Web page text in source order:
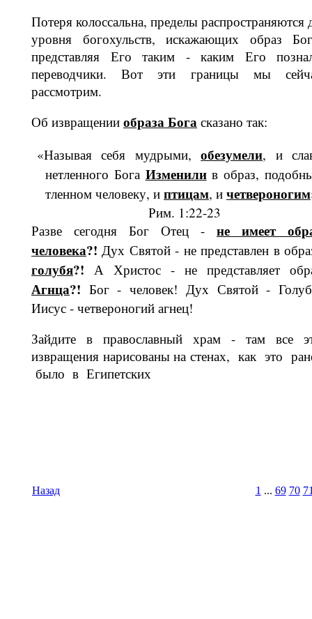
Потеря колоссальна, пределы распр­остраняются
уровня богохульств, ис­кажающих образ
представляя Его таким - каким Его
переводчики. Вот эти границы мы
рассмотрим.
Об извращении образа Бога сказано так:
«Называя себя мудрыми,обезумели, и
нетленного Бога Изменилив образ,
тленном человеку, и птицам, и четвероногим
Рим. 1:22-23
Разве сегодня Бог Отец - не имеет
человека?! Дух Святой - не пред­ставлен в
голубя?! А Христос - не представляет
Агнца?! Бог - че­ловек! Дух Святой -
Иисус - че­твероногий агнец!
Зайдите в православный храм - там все
извращения нарисованы на сте­нах, как это
было в Египетских
Назад 1 ... 69 70